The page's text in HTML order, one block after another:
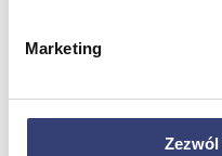
Marketing
Wróć
Aquatizer Testowy
Robot rehabilitacyjny
Robotyka w rehabilitacji